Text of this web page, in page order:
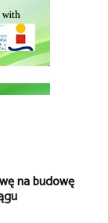
na budowę